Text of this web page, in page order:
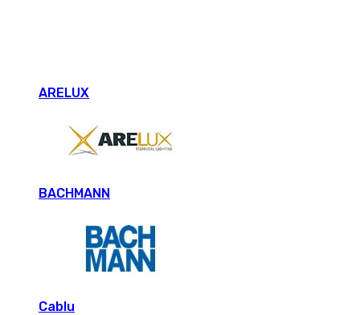
ARELUX
BACHMANN
Cablu